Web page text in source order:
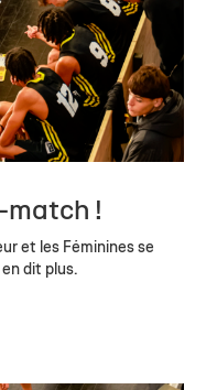
match !
et les Féminines se
dit plus.